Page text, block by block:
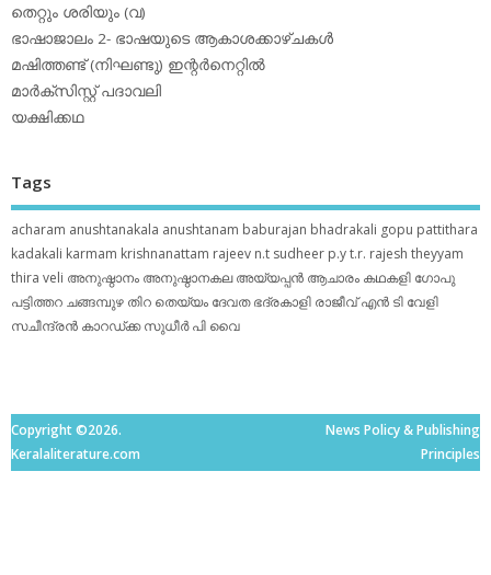
തെറ്റും ശരിയും (വ)
ഭാഷാജാലം 2- ഭാഷയുടെ ആകാശക്കാഴ്ചകള്‍
മഷിത്തണ്ട് (നിഘണ്ടു) ഇന്റര്‍നെറ്റില്‍
മാര്‍ക്‌സിസ്റ്റ് പദാവലി
യക്ഷിക്കഥ
Tags
acharam anushtanakala anushtanam baburajan bhadrakali gopu pattithara
kadakali karmam krishnanattam rajeev n.t sudheer p.yt.r. rajesh theyyam
thira veli അനുഷ്ഠാനം അനുഷ്ഠാനകല അയ്യപ്പന്‍ ആചാരം കഥകളി ഗോപു
പട്ടിത്തറ ചങ്ങമ്പുഴ തിറ തെയ്യം ദേവത ഭദ്രകാളി രാജീവ് എൻ ടി വേളി
സചീന്ദ്രന്‍ കാറഡ്ക്ക സുധീര്‍ പി വൈ
Copyright ©2026.
Keralaliterature.com
News Policy & Publishing
Principles